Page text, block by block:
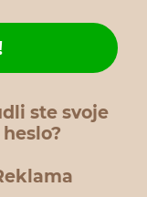
ste svoje
heslo?